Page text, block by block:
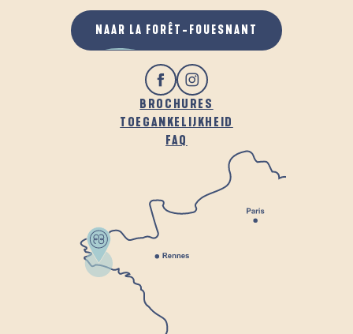
BROCHURES
TOEGANKELIJKHEID
FAQ
NAAR LA FORÊT-FOUESNANT